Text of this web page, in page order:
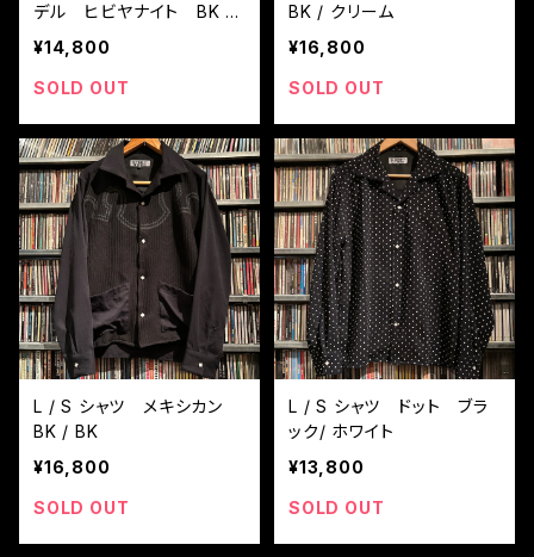
デル ヒビヤナイト BK /
GYラメ
¥14,800
SOLD OUT
BK / クリーム
¥16,800
SOLD OUT
L / S シャツ メキシカン
BK / BK
¥16,800
SOLD OUT
L / S シャツ ドット ブラ
ック/ ホワイト
¥13,800
SOLD OUT